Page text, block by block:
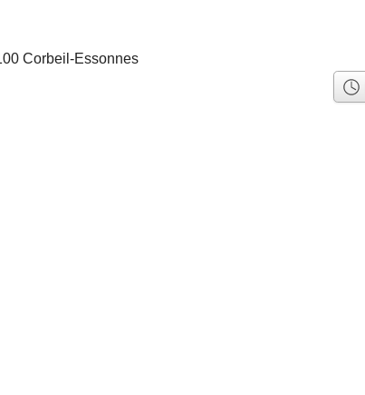
Corbeil-Essonnes